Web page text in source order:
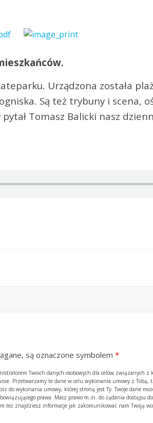
Urządzona została
Są też trybuny i scena,
Tomasz Balicki nasz
są oznaczone symbolem *
Twoich danych osobowych dla celów związanych z
Przetwarzamy te dane w celu wykonania umowy z Tobą,
do wykonania umowy, której stroną jest Ty. Twoje dane
prawa. Masz prawo m.in. do żądania dostępu
też znajdziesz informacje jak zakomunikować nam Twoją